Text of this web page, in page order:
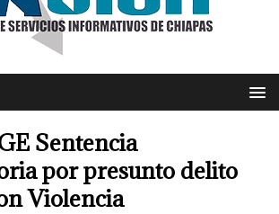
Sentencia
por presunto delito
Violencia